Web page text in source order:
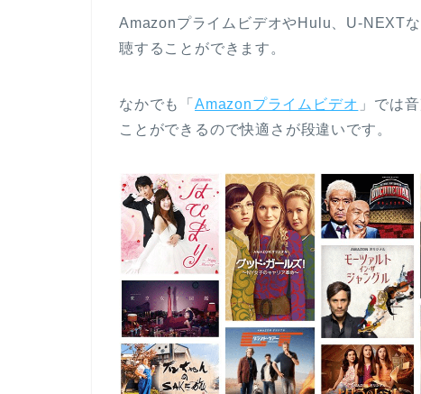
AmazonプライムビデオやHulu、U-NEXT
聴することができます。
なかでも「 Amazonプライムビデオ 」では
ことができるので快適さが段違いです。